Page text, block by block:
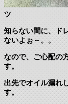
ツ
知らない間に、ド
ないよぉ～。。
なので、ご心配の
す。
出先でオイル漏れ
す。